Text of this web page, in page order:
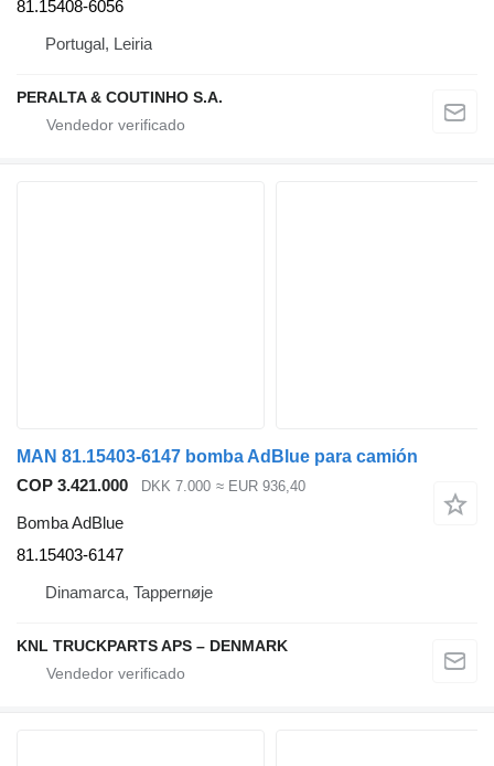
81.15408-6056
Portugal, Leiria
PERALTA & COUTINHO S.A.
MAN 81.15403-6147 bomba AdBlue para camión
COP 3.421.000
DKK 7.000 ≈ EUR 936,40
Bomba AdBlue
81.15403-6147
Dinamarca, Tappernøje
KNL TRUCKPARTS APS – DENMARK